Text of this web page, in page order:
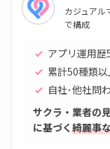
カジュアル
で構成
アプリ運用歴
累計50種類
自社･他社問
サクラ・業者の
に基づく綺麗事